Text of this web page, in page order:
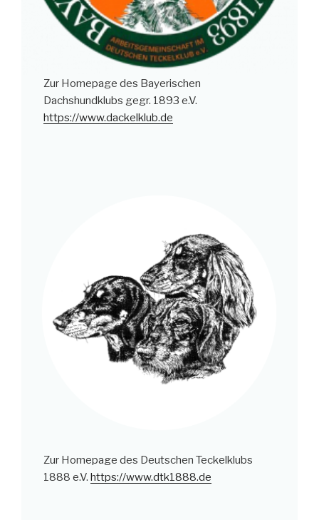
Zur Homepage des Bayerischen
Dachshundklubs gegr. 1893 e.V.
https://www.dackelklub.de
Zur Homepage des Deutschen Teckelklubs
1888 e.V.https://www.dtk1888.de